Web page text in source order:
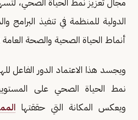
مجال تعزيز نمط الحياة الصحي،
الدولية للمنظمة في تنفيذ البرامج
أنماط الحياة الصحية والصحة العامة
ويجسد هذا الاعتماد الدور الفاعل
نمط الحياة الصحي على
ويعكس المكانة التي حققتها